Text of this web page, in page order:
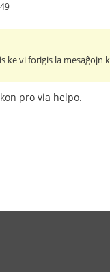
ke vi forigis la mesaĝojn
pro via helpo.